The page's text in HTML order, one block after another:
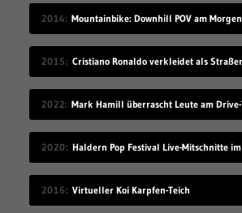
2014 Mountainbike: Downhill POV am Morgen
2015
2022
2020
2016 Virtueller Koi Karpfen-Teich